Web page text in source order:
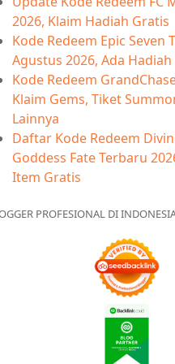
2026, Klaim Hadiah Gratis
Kode Redeem Epic Seven
Agustus 2026, Ada
Kode Redeem
Klaim Gems, Tiket
Lainnya
Daftar Kode Redeem
Goddess Fate Terbaru
Item Gratis
PROFESIONAL DI